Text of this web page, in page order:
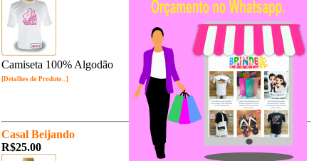
Camiseta 100% Algodão
[Detalhes do Produto...]
Casal Beijando
R$25.00